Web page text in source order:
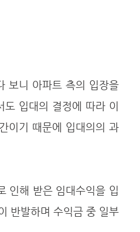
입대의 결정에 따라 이
이기 때문에 입대의의 과
반발하며 수익금 중 일부